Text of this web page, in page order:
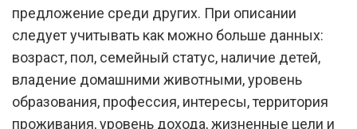
предложение среди других. При описании
следует учитывать как можно больше данных:
возраст, пол, семейный статус, наличие детей,
владение домашними животными, уровень
образования, профессия, интересы, территория
проживания, уровень дохода, жизненные цели и